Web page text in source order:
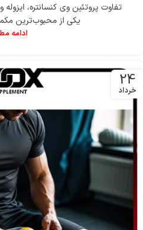
تفاوت پروتئین وی کنسانتره،
یکی از محبوب‌ترین
ادامه
24
خرداد